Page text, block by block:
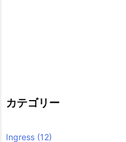
カテゴリー
Ingress (12)